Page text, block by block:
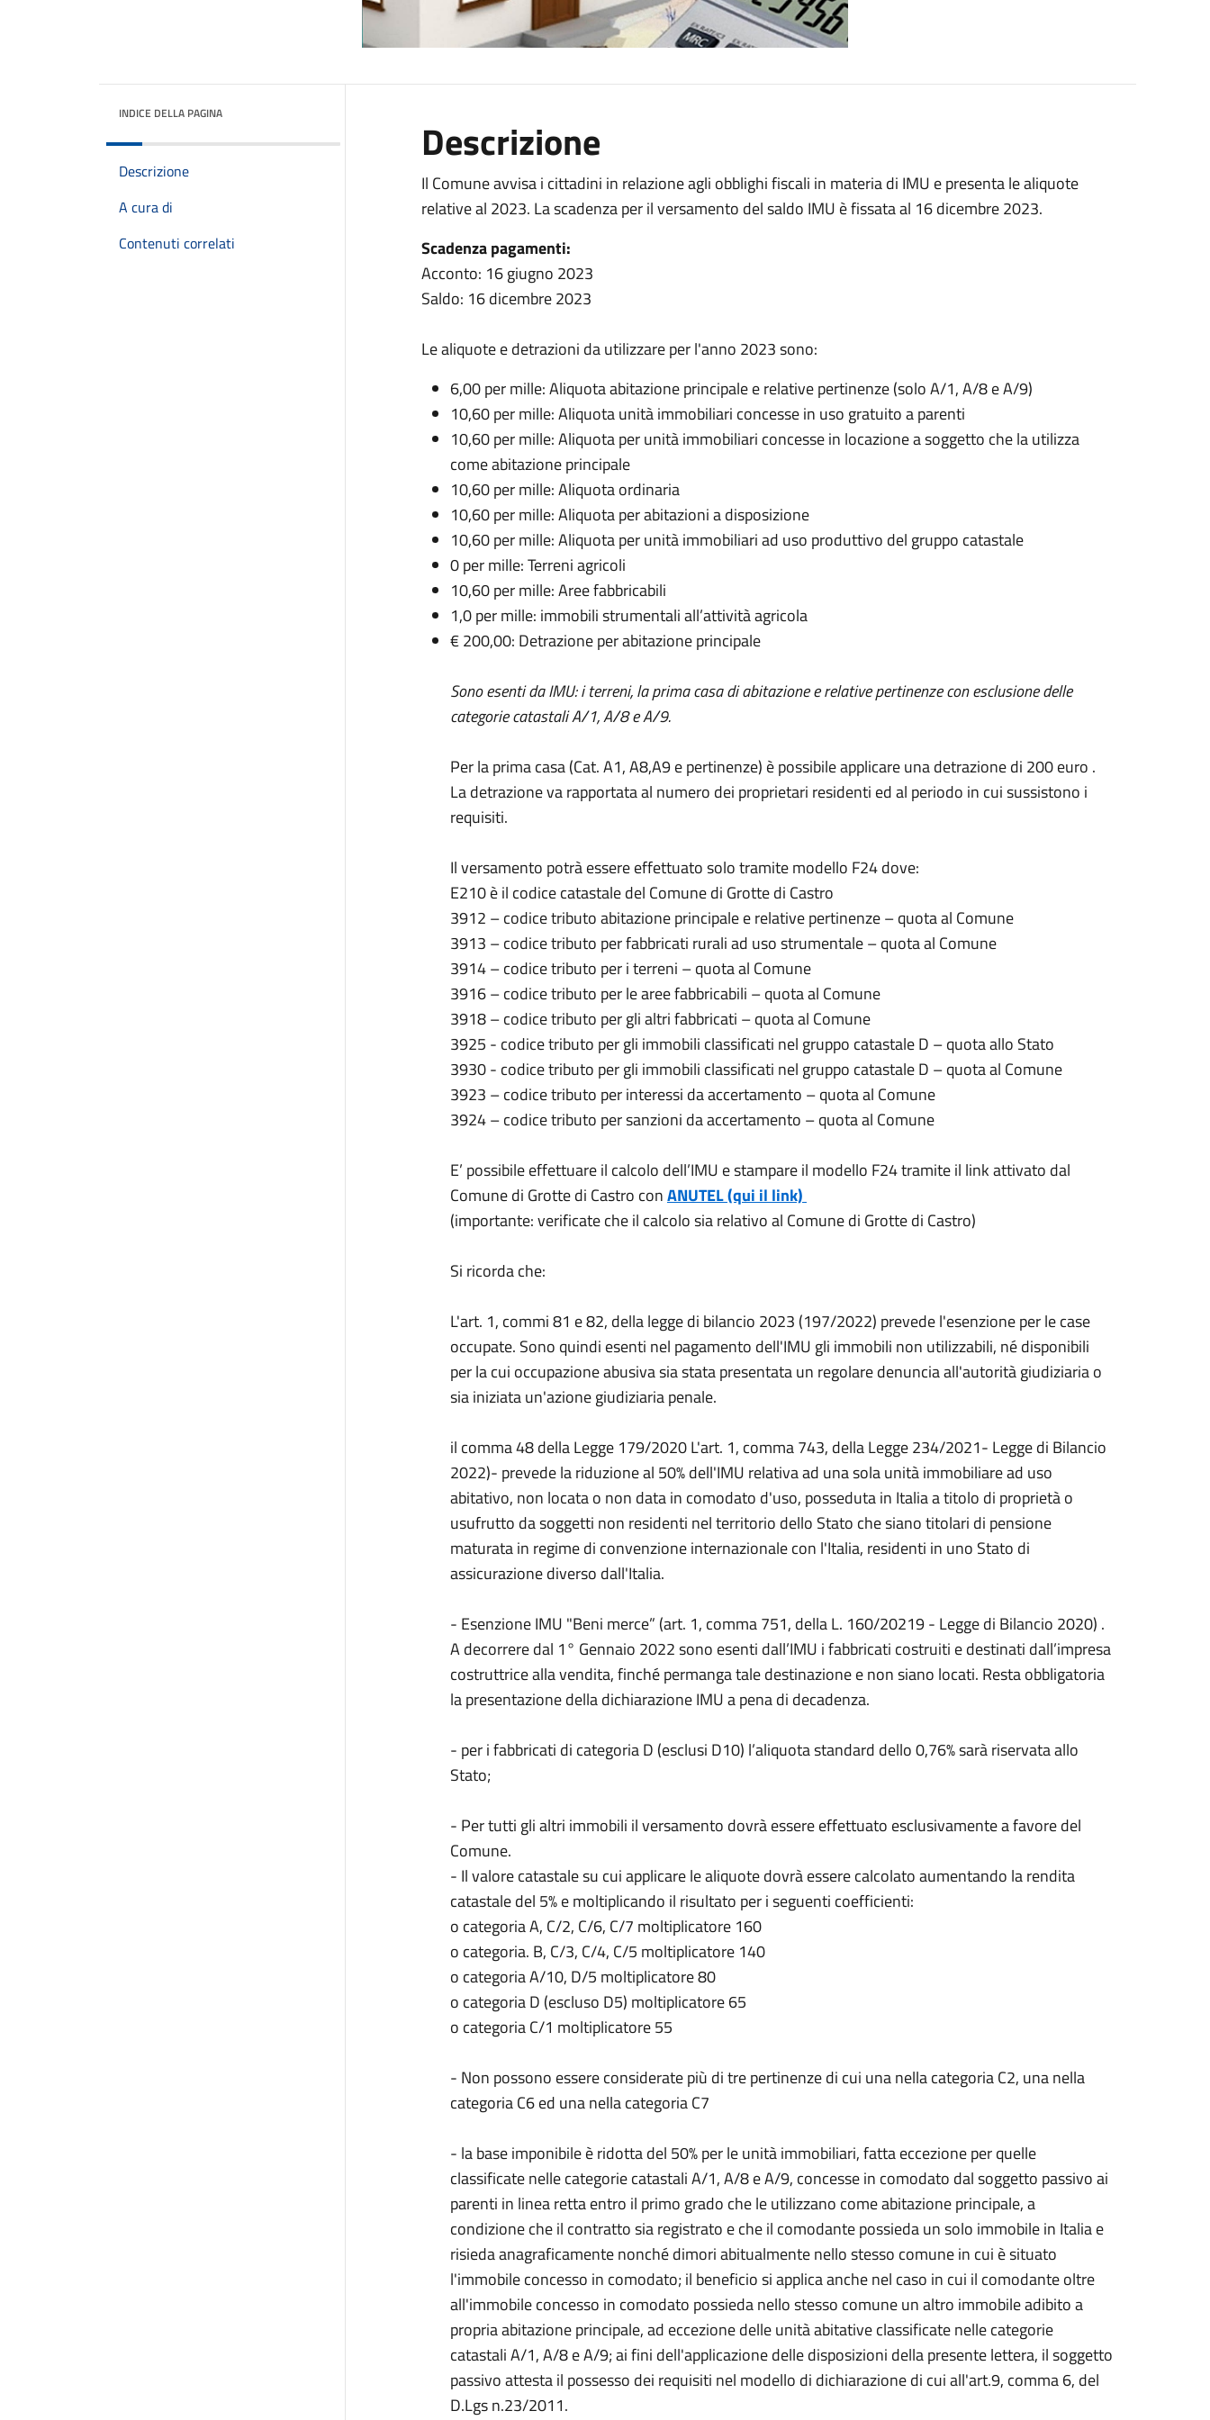
INDICE DELLA PAGINA
Descrizione
A cura di
Contenuti correlati
Descrizione
Il Comune avvisa i cittadini in relazione agli obblighi fiscali in materia di IMU e presenta le aliquote
relative al 2023. La scadenza per il versamento del saldo IMU è fissata al 16 dicembre 2023.
Scadenza pagamenti:
Acconto: 16 giugno 2023
Saldo: 16 dicembre 2023
Le aliquote e detrazioni da utilizzare per l'anno 2023 sono:
6,00 per mille: Aliquota abitazione principale e relative pertinenze (solo A/1, A/8 e A/9)
10,60 per mille: Aliquota unità immobiliari concesse in uso gratuito a parenti
10,60 per mille: Aliquota per unità immobiliari concesse in locazione a soggetto che la utilizza
come abitazione principale
10,60 per mille: Aliquota ordinaria
10,60 per mille: Aliquota per abitazioni a disposizione
10,60 per mille: Aliquota per unità immobiliari ad uso produttivo del gruppo catastale
0 per mille: Terreni agricoli
10,60 per mille: Aree fabbricabili
1,0 per mille: immobili strumentali all’attività agricola
€ 200,00: Detrazione per abitazione principale
Sono esenti da IMU: i terreni, la prima casa di abitazione e relative pertinenze con esclusione delle
categorie catastali A/1, A/8 e A/9.
Per la prima casa (Cat. A1, A8,A9 e pertinenze) è possibile applicare una detrazione di 200 euro .
La detrazione va rapportata al numero dei proprietari residenti ed al periodo in cui sussistono i
requisiti.
Il versamento potrà essere effettuato solo tramite modello F24 dove:
E210 è il codice catastale del Comune di Grotte di Castro
3912 – codice tributo abitazione principale e relative pertinenze – quota al Comune
3913 – codice tributo per fabbricati rurali ad uso strumentale – quota al Comune
3914 – codice tributo per i terreni – quota al Comune
3916 – codice tributo per le aree fabbricabili – quota al Comune
3918 – codice tributo per gli altri fabbricati – quota al Comune
3925 - codice tributo per gli immobili classificati nel gruppo catastale D – quota allo Stato
3930 - codice tributo per gli immobili classificati nel gruppo catastale D – quota al Comune
3923 – codice tributo per interessi da accertamento – quota al Comune
3924 – codice tributo per sanzioni da accertamento – quota al Comune
E’ possibile effettuare il calcolo dell’IMU e stampare il modello F24 tramite il link attivato dal
Comune di Grotte di Castro conANUTEL (qui il link)
(importante: verificate che il calcolo sia relativo al Comune di Grotte di Castro)
Si ricorda che:
L'art. 1, commi 81 e 82, della legge di bilancio 2023 (197/2022) prevede l'esenzione per le case
occupate. Sono quindi esenti nel pagamento dell'IMU gli immobili non utilizzabili, né disponibili
per la cui occupazione abusiva sia stata presentata un regolare denuncia all'autorità giudiziaria o
sia iniziata un'azione giudiziaria penale.
il comma 48 della Legge 179/2020 L'art. 1, comma 743, della Legge 234/2021- Legge di Bilancio
2022)- prevede la riduzione al 50% dell'IMU relativa ad una sola unità immobiliare ad uso
abitativo, non locata o non data in comodato d'uso, posseduta in Italia a titolo di proprietà o
usufrutto da soggetti non residenti nel territorio dello Stato che siano titolari di pensione
maturata in regime di convenzione internazionale con l'Italia, residenti in uno Stato di
assicurazione diverso dall'Italia.
- Esenzione IMU "Beni merce” (art. 1, comma 751, della L. 160/20219 - Legge di Bilancio 2020) .
A decorrere dal 1° Gennaio 2022 sono esenti dall’IMU i fabbricati costruiti e destinati dall’impresa
costruttrice alla vendita, finché permanga tale destinazione e non siano locati. Resta obbligatoria
la presentazione della dichiarazione IMU a pena di decadenza.
- per i fabbricati di categoria D (esclusi D10) l’aliquota standard dello 0,76% sarà riservata allo
Stato;
- Per tutti gli altri immobili il versamento dovrà essere effettuato esclusivamente a favore del
Comune.
- Il valore catastale su cui applicare le aliquote dovrà essere calcolato aumentando la rendita
catastale del 5% e moltiplicando il risultato per i seguenti coefficienti:
o categoria A, C/2, C/6, C/7 moltiplicatore 160
o categoria. B, C/3, C/4, C/5 moltiplicatore 140
o categoria A/10, D/5 moltiplicatore 80
o categoria D (escluso D5) moltiplicatore 65
o categoria C/1 moltiplicatore 55
- Non possono essere considerate più di tre pertinenze di cui una nella categoria C2, una nella
categoria C6 ed una nella categoria C7
- la base imponibile è ridotta del 50% per le unità immobiliari, fatta eccezione per quelle
classificate nelle categorie catastali A/1, A/8 e A/9, concesse in comodato dal soggetto passivo ai
parenti in linea retta entro il primo grado che le utilizzano come abitazione principale, a
condizione che il contratto sia registrato e che il comodante possieda un solo immobile in Italia e
risieda anagraficamente nonché dimori abitualmente nello stesso comune in cui è situato
l'immobile concesso in comodato; il beneficio si applica anche nel caso in cui il comodante oltre
all'immobile concesso in comodato possieda nello stesso comune un altro immobile adibito a
propria abitazione principale, ad eccezione delle unità abitative classificate nelle categorie
catastali A/1, A/8 e A/9; ai fini dell'applicazione delle disposizioni della presente lettera, il soggetto
passivo attesta il possesso dei requisiti nel modello di dichiarazione di cui all'art.9, comma 6, del
D.Lgs n.23/2011.